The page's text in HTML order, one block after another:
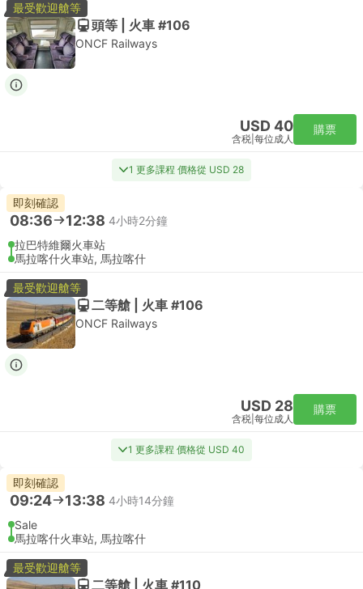
最受歡迎艙等
頭等 | 火車 #106
ONCF Railways
USD 40
含税 每位成人
購票
1 更多課程 價格從 USD 28
即刻確認
08:36 12:38 4小時2分鐘
拉巴特維爾火車站
馬拉喀什火車站, 馬拉喀什
最受歡迎艙等
二等艙 | 火車 #106
ONCF Railways
USD 28
含税 每位成人
購票
1 更多課程 價格從 USD 40
即刻確認
09:24 13:38 4小時14分鐘
Sale
馬拉喀什火車站, 馬拉喀什
最受歡迎艙等
二等艙 | 火車 #110